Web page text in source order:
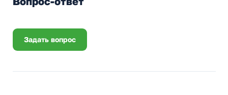
Задать вопрос